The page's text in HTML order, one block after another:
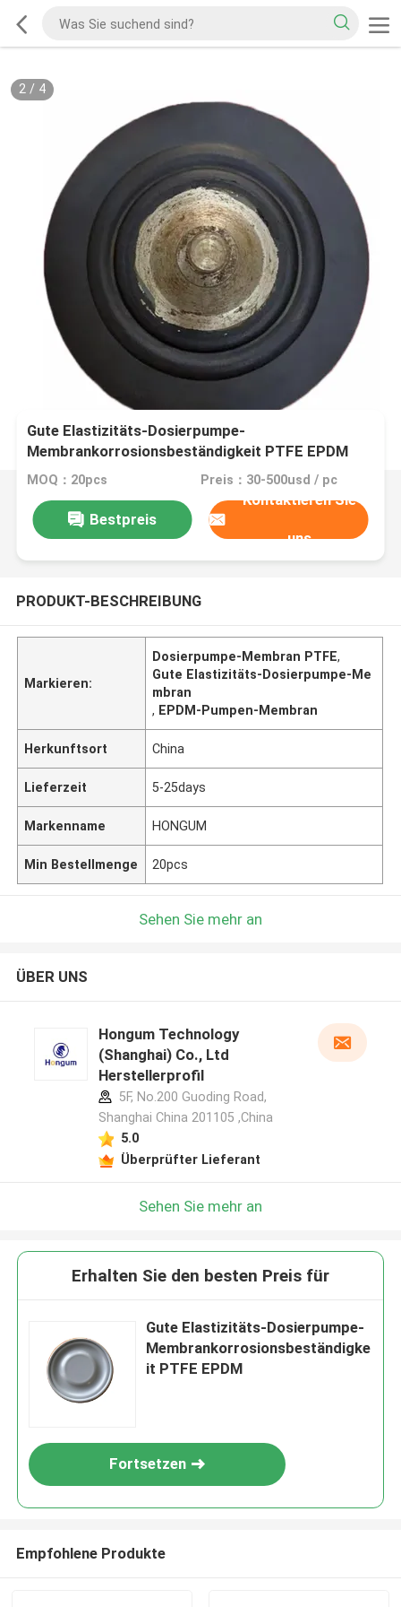
2/ 4
Gute Elastizitäts-Dosierpumpe-
Membrankorrosionsbeständigkeit PTFE EPDM
MOQ：20pcs Preis：30-500usd / pc
Bestpreis
Kontaktieren Sie
uns
PRODUKT-BESCHREIBUNG
Markieren:
Dosierpumpe-Membran PTFE,
Gute Elastizitäts-Dosierpumpe-Me
mbran
, EPDM-Pumpen-Membran
Herkunftsort China
Lieferzeit 5-25days
Markenname HONGUM
Min Bestellmenge 20pcs
Sehen Sie mehr an
ÜBER UNS
Hongum Technology
(Shanghai) Co., Ltd
Herstellerprofil
5F, No.200 Guoding Road,
Shanghai China 201105 ,China
5.0
Überprüfter Lieferant
Sehen Sie mehr an
Erhalten Sie den besten Preis für
Gute Elastizitäts-Dosierpumpe-
Membrankorrosionsbeständigke
it PTFE EPDM
Fortsetzen
Empfohlene Produkte